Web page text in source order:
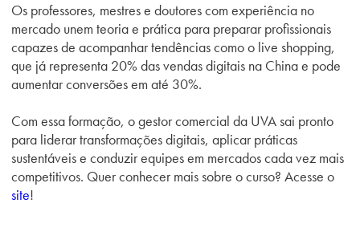
Os professores, mestres e doutores com experiência no
mercado unem teoria e prática para preparar profissionais
capazes de acompanhar tendências como o live shopping,
que já representa 20% das vendas digitais na China e pode
aumentar conversões em até 30%.
Com essa formação, o gestor comercial da UVA sai pronto
para liderar transformações digitais, aplicar práticas
sustentáveis e conduzir equipes em mercados cada vez mais
competitivos. Quer conhecer mais sobre o curso? Acesse o
site!